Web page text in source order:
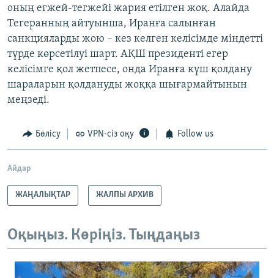
оның егжей-тегжейі жария етілген жоқ. Алайда
Тегеранның айтуынша, Иранға салынған
санкцияларды жою – кез келген келісімде міндетті
түрде көрсетілуі шарт. АҚШ президенті егер
келісімге қол жетпесе, онда Иранға күш қолдану
шараларын қолдануды жоққа шығармайтынын
меңзеді.
Бөлісу VPN-сіз оқу Follow us
Айдар
ЖАҢАЛЫҚТАР ЖАЛПЫ АРХИВ
Оқыңыз. Көріңіз. Тыңдаңыз